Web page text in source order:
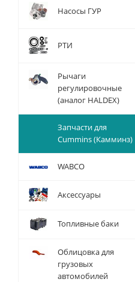
Насосы ГУР
РТИ
Рычаги
регулировочные
(аналог HALDEX)
Запчасти для
Cummins (Камминз)
WABCO
Аксессуары
Топливные баки
Облицовка для
грузовых
автомобилей